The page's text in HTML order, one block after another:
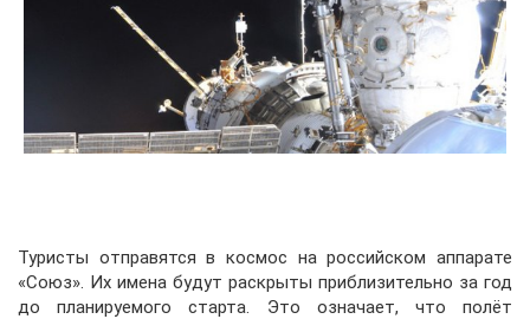
Туристы отправятся в космос на российском аппарате
«Союз». Их имена будут раскрыты приблизительно за год
до планируемого старта. Это означает, что полёт